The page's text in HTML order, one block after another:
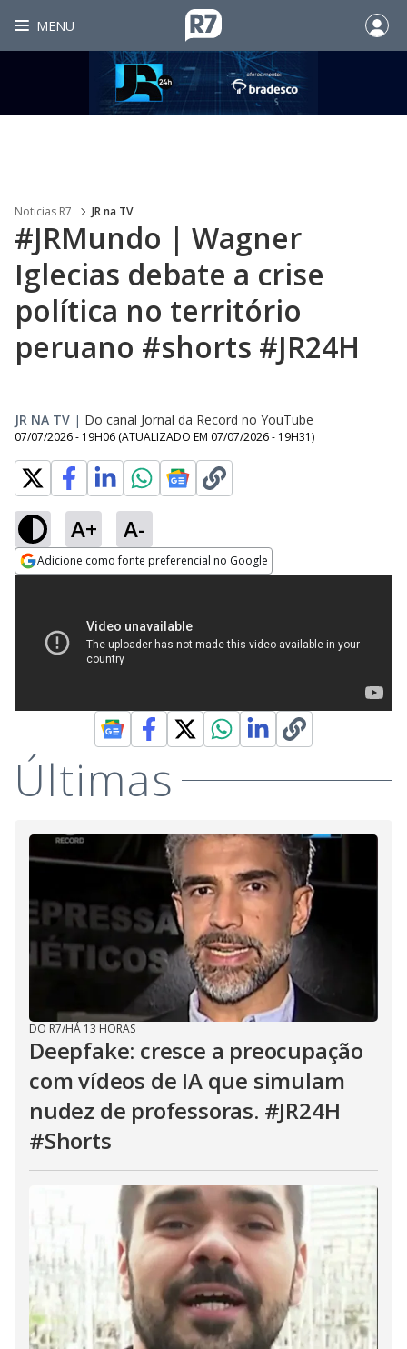
MENU
Noticias R7 JR na TV
#JRMundo | Wagner
Iglecias debate a crise
política no território
peruano #shorts #JR24H
JR NA TV | Do canal Jornal da Record no YouTube
07/07/2026 - 19H06 (ATUALIZADO EM 07/07/2026 - 19H31)
A+ A-
Adicione como fonte preferencial no Google
Últimas
DO R7/HÁ 13 HORAS
Deepfake: cresce a preocupação
com vídeos de IA que simulam
nudez de professoras. #JR24H
#Shorts